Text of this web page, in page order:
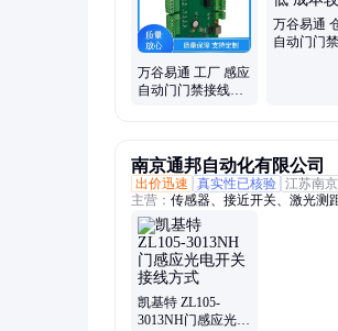
万谷易通 工厂 感应
自动门门禁接线图
万谷易通
自动门门
南京通邦自动化有限公司
出价迅速
真实性已核验 江苏南京
主营： 传感器、接近开关、激光测
关、速度传感器、纺织专用传感器
凯基特 ZL105-
3013NH门感应光电